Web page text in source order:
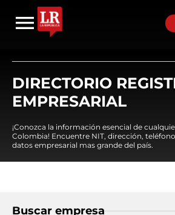
DIRECTORIO
EMPRESARIAL
¡Conozca la información esencial de
Colombia! Encuentre NIT, dirección,
datos empresarial mas grande del país.
Buscar empresa